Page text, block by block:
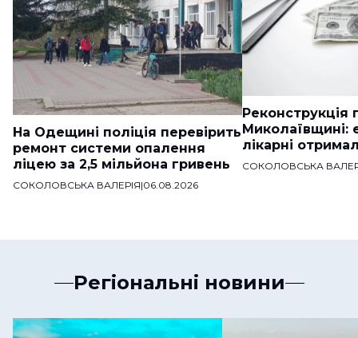
На Одещині поліція перевірить
ремонт системи опалення
ліцею за 2,5 мільйона гривень
СОКОЛОВСЬКА ВАЛЕРІЯ|06.08.2026
Реконструкція
Миколаївщині:
лікарні
СОКОЛОВСЬКА
Регіональні новини